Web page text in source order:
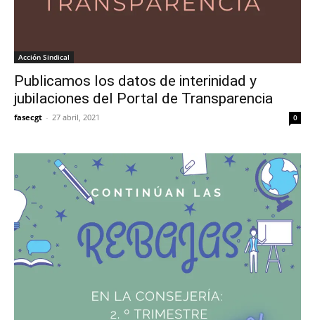
Acción Sindical
Publicamos los datos de interinidad y
jubilaciones del Portal de Transparencia
fasecgt - 27 abril, 2021 0